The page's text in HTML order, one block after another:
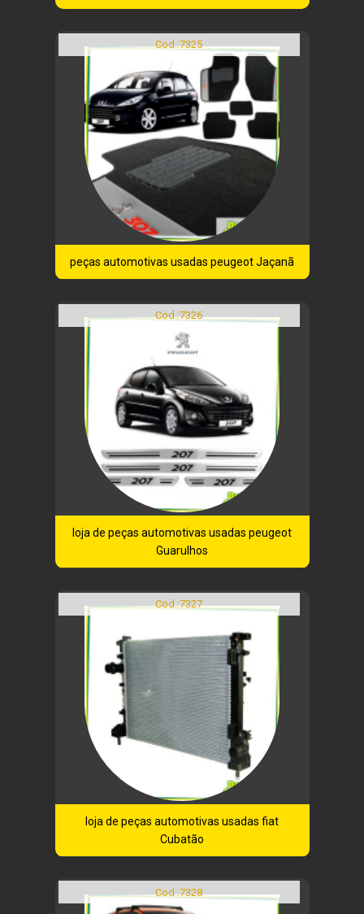
Cod.:7325
peças automotivas usadas peugeot Jaçanã
Cod.:7326
loja de peças automotivas usadas peugeot
Guarulhos
Cod.:7327
loja de peças automotivas usadas fiat
Cubatão
Cod.:7328